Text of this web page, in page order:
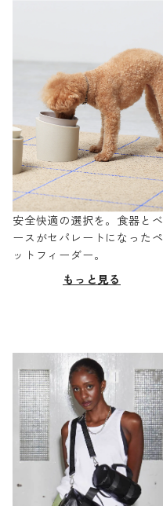
安全快適の選択を。食器とベ
ースがセパレートになったペ
ットフィーダー。
もっと見る